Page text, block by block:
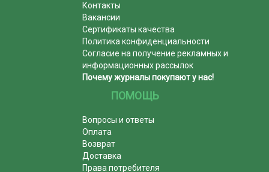
Контакты
Вакансии
Сертификаты качества
Политика конфиденциальности
Согласие на получение рекламных и
информационных рассылок
Почему журналы покупают у нас!
ПОМОЩЬ
Вопросы и ответы
Оплата
Возврат
Доставка
Права потребителя